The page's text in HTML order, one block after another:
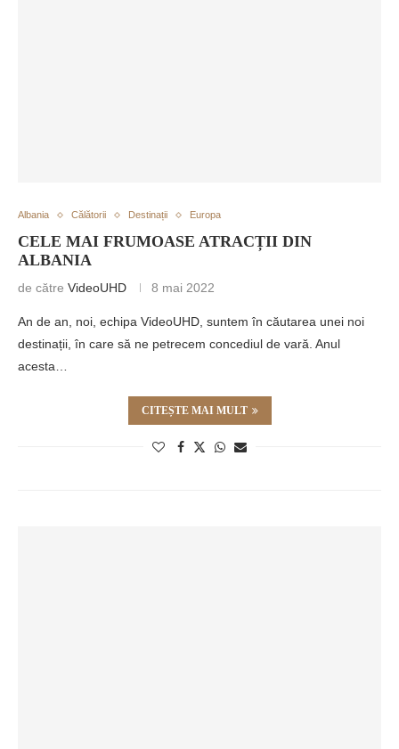
Albania Călătorii Destinații Europa
CELE MAI FRUMOASE ATRACȚII DIN
ALBANIA
de către VideoUHD 8 mai 2022
An de an, noi, echipa VideoUHD, suntem în căutarea unei noi
destinații, în care să ne petrecem concediul de vară. Anul
acesta…
CITEȘTE MAI MULT